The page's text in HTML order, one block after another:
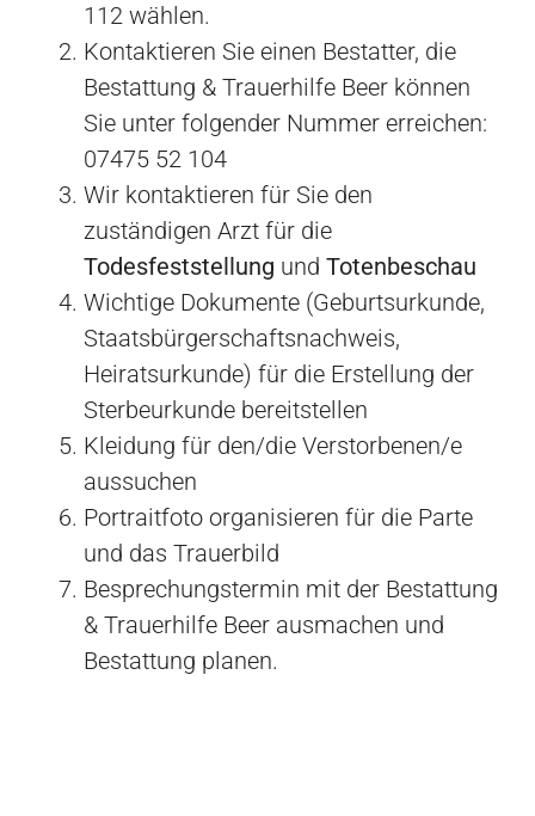
112 wählen.
Kontaktieren Sie einen Bestatter, die
Bestattung & Trauerhilfe Beer können
Sie unter folgender Nummer erreichen:
07475 52 104
Wir kontaktieren für Sie den
zuständigen Arzt für die
Todesfeststellung und Totenbeschau
Wichtige Dokumente (Geburtsurkunde,
Staatsbürgerschaftsnachweis,
Heiratsurkunde) für die Erstellung der
Sterbeurkunde bereitstellen
Kleidung für den/die Verstorbenen/e
aussuchen
Portraitfoto organisieren für die Parte
und das Trauerbild
Besprechungstermin mit der Bestattung
& Trauerhilfe Beer ausmachen und
Bestattung planen.